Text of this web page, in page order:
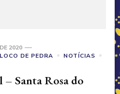
2020
DE PEDRA
NOTÍCIAS
Santa Rosa do